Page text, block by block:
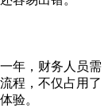
年，财务人员需
程，不仅占用了
验。